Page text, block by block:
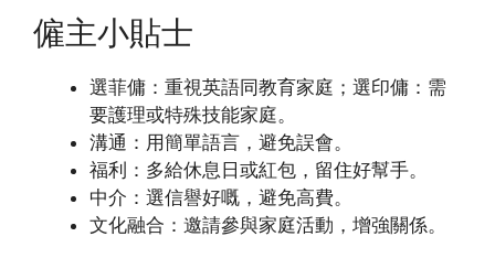
僱主小貼士
選菲傭：重視英語同教育家庭；選印傭：需
要護理或特殊技能家庭。
溝通：用簡單語言，避免誤會。
福利：多給休息日或紅包，留住好幫手。
中介：選信譽好嘅，避免高費。
文化融合：邀請參與家庭活動，增強關係。